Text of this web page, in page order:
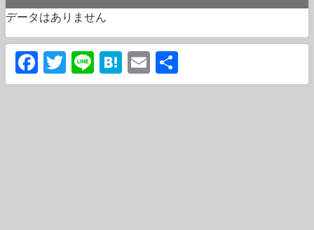
データはありません
Facebook
Twitter
LineHatena
Email
有